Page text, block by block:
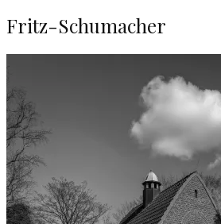
Fritz-Schumacher